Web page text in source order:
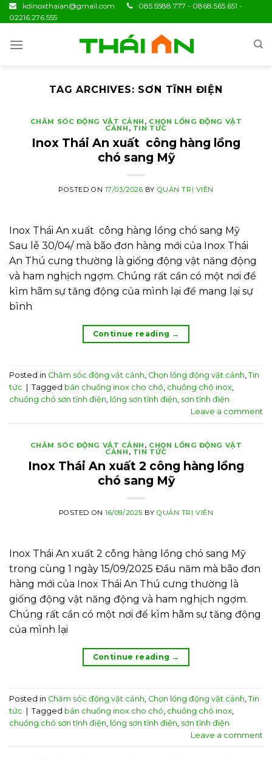
Skip
to
kdinoxthaian@gmail.com
085.5588.777 - 0868.565.651 -
02216.276.555
TAG ARCHIVES: SƠN TĨNH ĐIỆN
CHĂM SÓC ĐỘNG VẬT CẢNH , CHỌN LỒNG ĐỘNG VẬT
CẢNH , TIN TỨC
Inox Thái An xuất công hàng lồng
chó sang Mỹ
POSTED ON 17/03/2026 BY QUẢN TRỊ VIÊN
Inox Thái An xuất công hàng lồng chó sang Mỹ
Sau lễ 30/04/ mà bão đơn hàng mới của Inox Thái
An Thú cưng thường là giống động vật năng động
và ham nghịch ngợm. Chúng rất cần có một nơi để
kìm hãm sự tăng động của mình lại để mang lại sự
bình
Continue reading →
Posted in Chăm sóc động vật cảnh Chọn lồng động vật cảnh Tin
tức
Tagged bán chuồng inox cho chó chuồng chó inox
chuồng chó sơn tĩnh điện
lồng sơn tĩnh điện sơn tĩnh điện
Leave a comment
CHĂM SÓC ĐỘNG VẬT CẢNH , CHỌN LỒNG ĐỘNG VẬT
CẢNH , TIN TỨC
Inox Thái An xuất 2 công hàng lồng
chó sang Mỹ
POSTED ON16/09/2025 BYQUẢN TRỊ VIÊN
Inox Thái An xuất 2 công hàng lồng chó sang Mỹ
trong cùng 1 ngày 15/09/2025 Đầu năm mà bão đơn
hàng mới của Inox Thái An Thú cưng thường là
giống động vật năng động và ham nghịch ngợm.
Chúng rất cần có một nơi để kìm hãm sự tăng động
của mình lại
Continue reading →
Posted in Chăm sóc động vật cảnh Chọn lồng động vật cảnh Tin
tức | Tagged bán chuồng inox cho chó chuồng chó inox
chuồng chó sơn tĩnh điện lồng sơn tĩnh điện sơn tĩnh điện
Leave a comment